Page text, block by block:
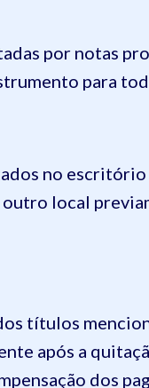
por notas
para
no
outro local
títulos
após a
dos